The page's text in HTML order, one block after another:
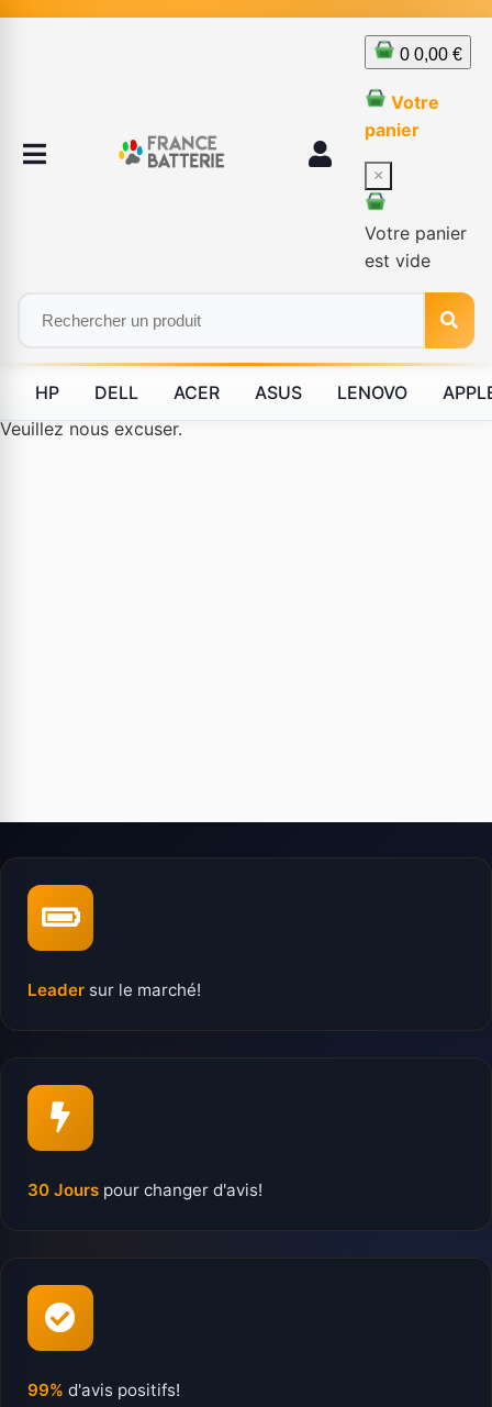
0 0,00 €
Votre
panier
×
Votre panier
est vide
HP DELL ACER ASUS LENOVO
Le produit #BLD--12232 n'est plus disponible à la vente.
Veuillez nous excuser.
Leader sur le marché!
30 Jours pour changer d'avis!
99% d'avis positifs!